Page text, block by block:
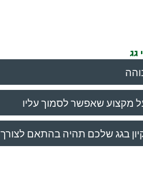
גג
מקצוע שאפשר לסמוך עליו
בגג שלכם תהיה בהתאם לצורך